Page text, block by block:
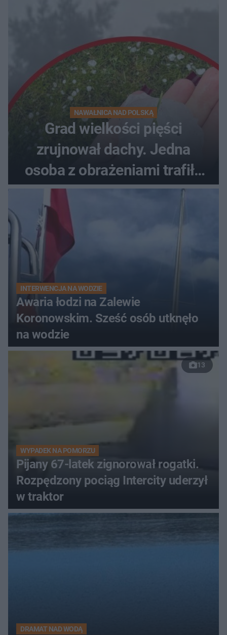
NAWAŁNICA NAD POLSKĄ
Grad wielkości pięści
zrujnował dachy. Jedna
osoba z obrażeniami trafiła
do szpitala
INTERWENCJA NA WODZIE
Awaria łodzi na Zalewie
Koronowskim. Sześć osób utknęło
na wodzie
13
WYPADEK NA POMORZU
Pijany 67-latek zignorował rogatki.
Rozpędzony pociąg Intercity uderzył
w traktor
DRAMAT NAD WODĄ